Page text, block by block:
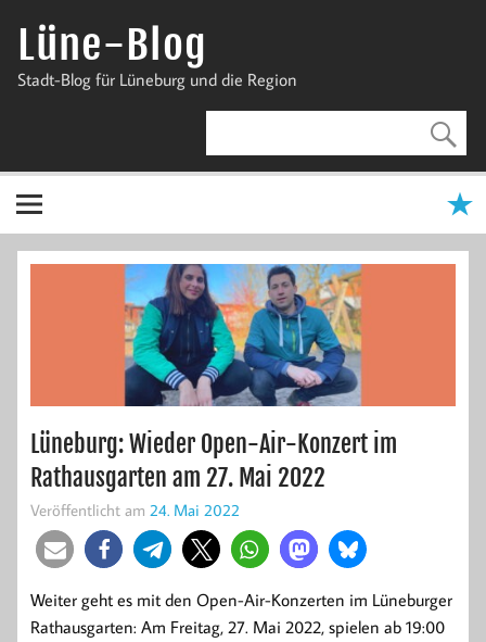
InhaltLüne-Blog
Stadt-Blog für Lüneburg und die Region
Lüneburg: Wieder Open-Air-Konzert im
Rathausgarten am 27. Mai 2022
Veröffentlicht am 24. Mai 2022
Weiter geht es mit den Open-Air-Konzerten im Lüneburger
Rathausgarten: Am Freitag, 27. Mai 2022, spielen ab 19:00